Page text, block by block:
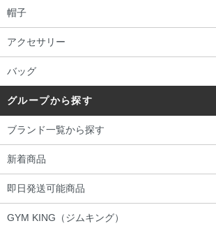
帽子
アクセサリー
バッグ
グループから探す
ブランド一覧から探す
新着商品
即日発送可能商品
GYM KING（ジムキング）